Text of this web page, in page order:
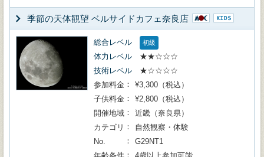
季節の天体観望 ベルサイドカフェ奈良店
総合レベル 初級
体力レベル
★★☆☆☆
技術レベル
★☆☆☆☆
参加料金
¥3,300（税込）
子供料金
¥2,800（税込）
開催地域
近畿（奈良県）
カテゴリ
自然観察・体験
No.
G29NT1